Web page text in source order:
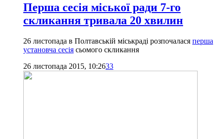
Перша сесія міської ради 7-го
скликання тривала 20 хвилин
26 листопада в Полтавській міськраді розпочалася перша
установча сесія сьомого скликання
26 листопада 2015, 10:2633